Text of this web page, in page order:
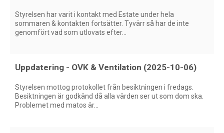
Styrelsen har varit i kontakt med Estate under hela
sommaren & kontakten fortsätter. Tyvärr så har de inte
genomfört vad som utlovats efter...
Uppdatering - OVK & Ventilation (2025-10-06)
Styrelsen mottog protokollet från besiktningen i fredags.
Besiktningen är godkänd då alla värden ser ut som dom ska.
Problemet med matos är...